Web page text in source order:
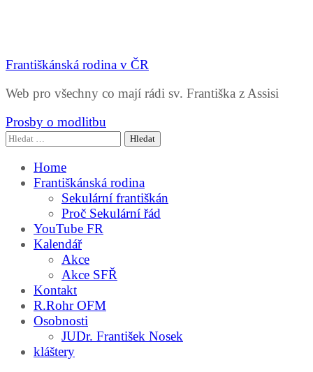
Františkánská rodina v ČR
Web pro všechny co mají rádi sv. Františka z Assisi
Prosby o modlitbu
Vyhledávání
Home
Františkánská rodina
Sekulární františkán
Proč Sekulární řád
YouTube FR
Kalendář
Akce
Akce SFŘ
Kontakt
R.Rohr OFM
Osobnosti
JUDr. František Nosek
kláštery